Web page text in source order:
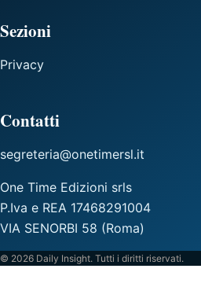
Sezioni
Privacy
Contatti
segreteria@onetimersl.it
One Time Edizioni srls
P.Iva e REA 17468291004
VIA SENORBI 58 (Roma)
© 2026 Daily Insight. Tutti i diritti riservati.